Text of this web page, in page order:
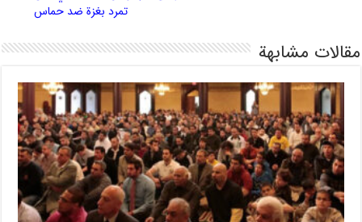
تمرد بغزة ضد حماس
مقالات مشابهة